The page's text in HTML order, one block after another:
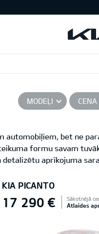
MODEĻI CENA
automobiļiem, bet ne
formu savam
detalizētu aprīkojuma
KIA PICANTO
17 290 € Sākotnējā
Atlaides